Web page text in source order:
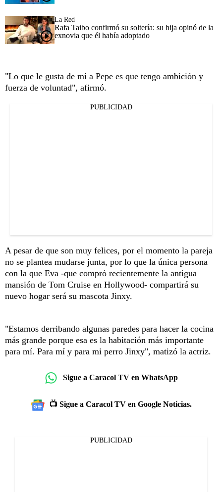
La Red
Rafa Taibo confirmó su soltería: su hija opinó de la
exnovia que él había adoptado
"Lo que le gusta de mí a Pepe es que tengo ambición y
fuerza de voluntad", afirmó.
PUBLICIDAD
A pesar de que son muy felices, por el momento la pareja
no se plantea mudarse junta, por lo que la única persona
con la que Eva -que compró recientemente la antigua
mansión de Tom Cruise en Hollywood- compartirá su
nuevo hogar será su mascota Jinxy.
"Estamos derribando algunas paredes para hacer la cocina
más grande porque esa es la habitación más importante
para mí. Para mí y para mi perro Jinxy", matizó la actriz.
Sigue a Caracol TV en WhatsApp
📺 Sigue a Caracol TV en Google Noticias.
PUBLICIDAD